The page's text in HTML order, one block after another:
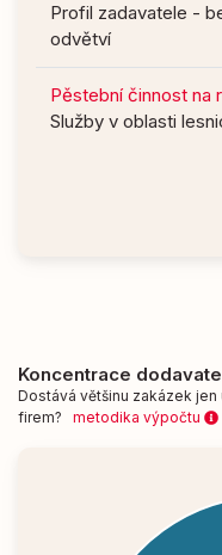
Profil zadavatele -
odvětví
Pěstební činnost na
Služby v oblasti
Koncentrace
Dostává většinu zakázek jen
firem? metodika výpočtu